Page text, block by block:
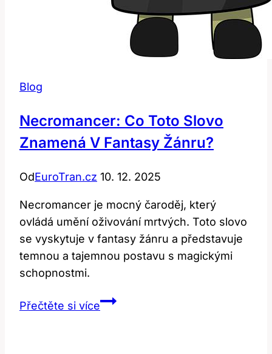
Blog
Necromancer: Co Toto Slovo
Znamená V Fantasy Žánru?
OdEuroTran.cz 10. 12. 2025
Necromancer je mocný čaroděj, který
ovládá umění oživování mrtvých. Toto slovo
se vyskytuje v fantasy žánru a představuje
temnou a tajemnou postavu s magickými
schopnostmi.
Přečtěte si víceNecromancer: